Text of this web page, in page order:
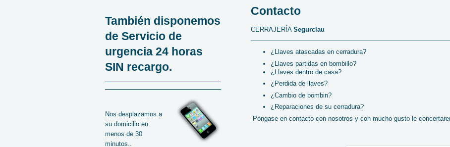
Contacto
CERRAJERÍA Segurclau
¿Llaves atascadas en cerradura?
¿Llaves partidas en bombillo?
¿Llaves dentro de casa?
¿Perdida de llaves?
¿Cambio de bombin?
¿Reparaciones de su cerradura?
Póngase en contacto con nosotros y con mucho gusto le
También disponemos
de Servicio de
urgencia 24 horas
SIN recargo.
Nos desplazamos a
su domicilio en
menos de 30
minutos..